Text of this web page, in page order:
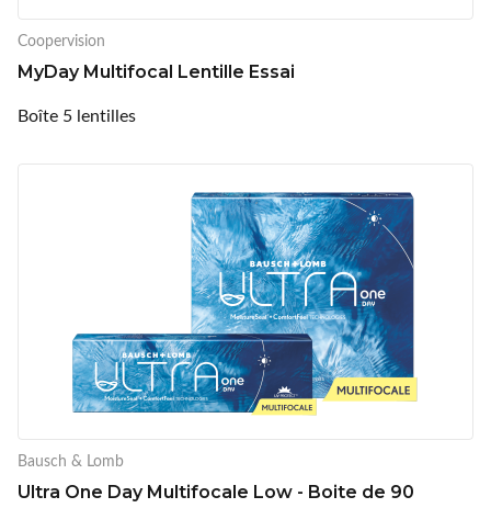
Coopervision
MyDay Multifocal Lentille Essai
Boîte 5 lentilles
Bausch & Lomb
Ultra One Day Multifocale Low - Boite de 90